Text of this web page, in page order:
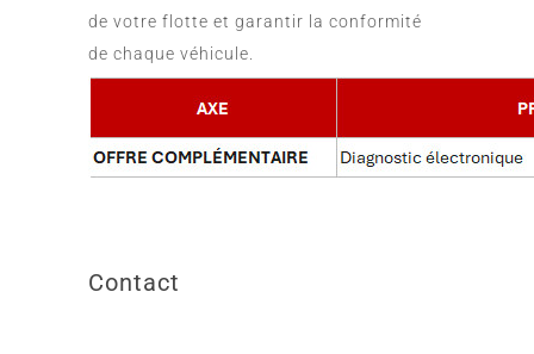
de votre flotte et garantir la conformité
de chaque véhicule.
Contact